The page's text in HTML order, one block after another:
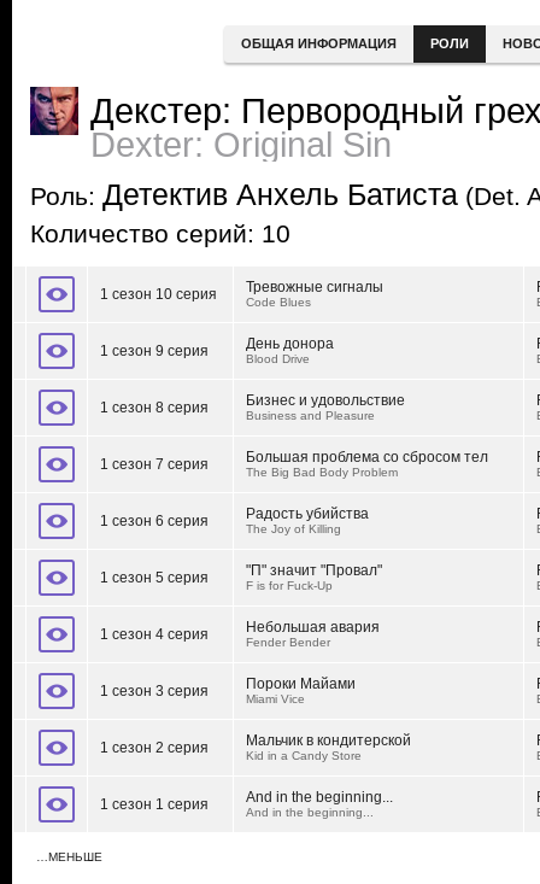
ОБЩАЯ ИНФОРМАЦИЯ РОЛИ
Декстер: Первородный
Dexter: Original Sin
Роль: Детектив Анхель Батиста (Det.
Количество серий: 10
1 сезон 10 серия Тревожные сигналы
Code Blues
1 сезон 9 серия День донора
Blood Drive
1 сезон 8 серия Бизнес и удовольствие
Business and Pleasure
1 сезон 7 серия Большая проблема со сбросом тел
The Big Bad Body Problem
1 сезон 6 серия Радость убийства
The Joy of Killing
1 сезон 5 серия "П" значит "Провал"
F is for Fuck-Up
1 сезон 4 серия Небольшая авария
Fender Bender
1 сезон 3 серия Пороки Майами
Miami Vice
1 сезон 2 серия Мальчик в кондитерской
Kid in a Candy Store
1 сезон 1 серия And in the beginning...
And in the beginning...
…МЕНЬШЕ